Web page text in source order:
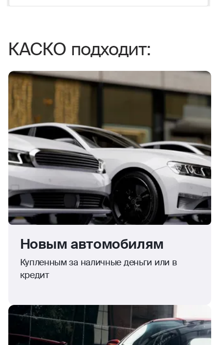
КАСКО подходит:
Новым автомобилям
Купленным за наличные деньги или в
кредит